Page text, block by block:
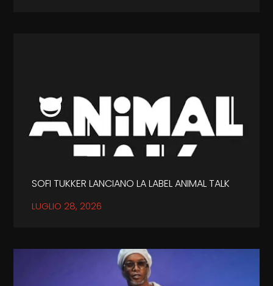
SOFI TUKKER LANCIANO LA LABEL ANIMAL TALK
LUGLIO 28, 2026